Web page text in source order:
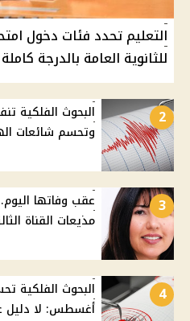
للثانوية العامة بالدرجة
2
البحوث الفلكية
وتحسم شائعات
3
عقب وفاتها
مذيعات القناة
4
أغسطس: لا دليل